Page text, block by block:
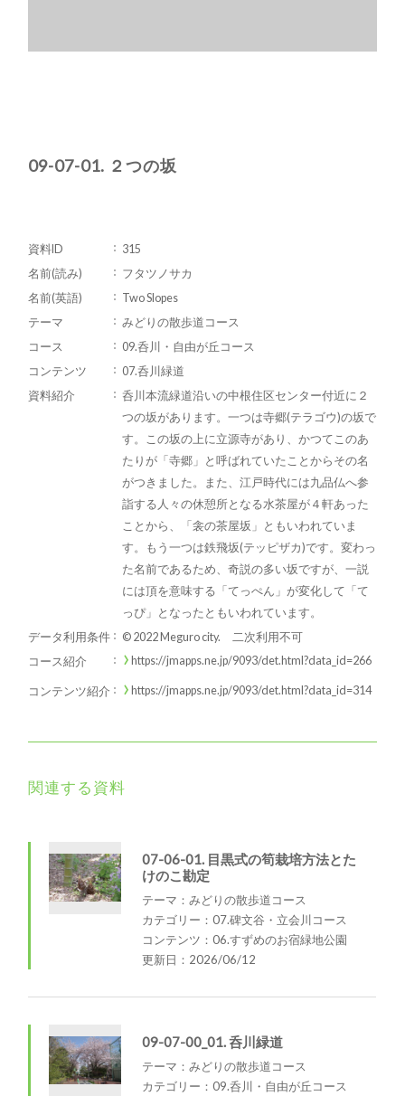
09-07-01. ２つの坂
資料ID
315
名前(読み)
フタツノサカ
名前(英語)
Two Slopes
テーマ
みどりの散歩道コース
コース
09.呑川・自由が丘コース
コンテンツ
07.呑川緑道
資料紹介
呑川本流緑道沿いの中根住区センター付近に２
つの坂があります。一つは寺郷(テラゴウ)の坂で
す。この坂の上に立源寺があり、かつてこのあ
たりが「寺郷」と呼ばれていたことからその名
がつきました。また、江戸時代には九品仏へ参
詣する人々の休憩所となる水茶屋が４軒あった
ことから、「衾の茶屋坂」ともいわれていま
す。もう一つは鉄飛坂(テッピザカ)です。変わっ
た名前であるため、奇説の多い坂ですが、一説
には頂を意味する「てっぺん」が変化して「て
っぴ」となったともいわれています。
データ利用条件
© 2022 Meguro city. 二次利用不可
コース紹介
https://jmapps.ne.jp/9093/det.html?data_id=266
コンテンツ紹介 https://jmapps.ne.jp/9093/det.html?data_id=314
関連する資料
07-06-01. 目黒式の筍栽培方法とた
けのこ勘定
テーマ：みどりの散歩道コース
カテゴリー：07.碑文谷・立会川コース
コンテンツ：06.すずめのお宿緑地公園
更新日：2026/06/12
09-07-00_01. 呑川緑道
テーマ：みどりの散歩道コース
カテゴリー：09.呑川・自由が丘コース